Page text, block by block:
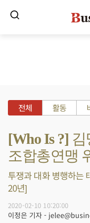
전체 활동
[Who Is ?]
조합총연맹
투쟁과 대화 병행하는
20년]
2020-02-10 10:20:00
이정은 기자 -